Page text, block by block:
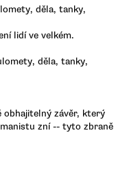
děla, tanky,
lidí ve velkém.
děla, tanky,
obhajitelný závěr, který
zní -- tyto zbraně